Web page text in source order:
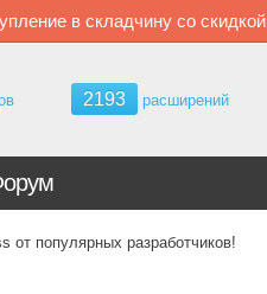
в складчину со скидкой
2193 расширений
популярных разработчиков!